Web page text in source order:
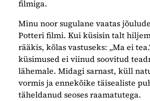
filmiga.
Minu noor sugulane vaatas
Potteri filmi. Kui küsisin talt
rääkis, kõlas vastuseks: „Ma ei
küsimused ei viinud soovitud
lähemale. Midagi sarnast, küll
vormis ja ennekõike täisealiste
täheldanud seoses raamatutega.